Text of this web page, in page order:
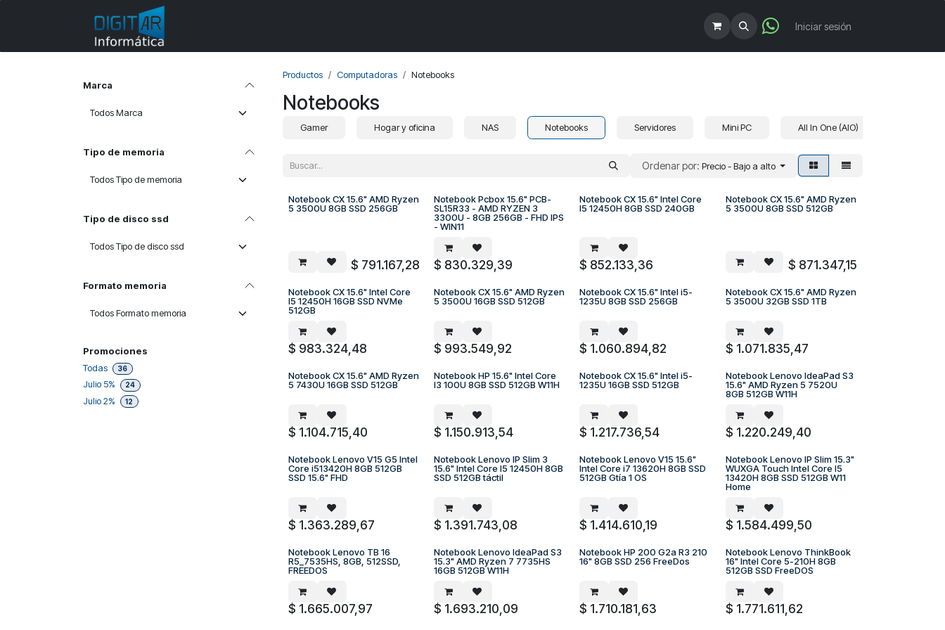
Iniciar sesión
Marca
Tipo de memoria
Tipo de disco ssd
Formato memoria
Promociones
Todas
36
Julio 5% 24
Julio 2% 12
Productos Computadoras Notebooks
Notebooks
Gamer Hogar y oficina NAS Notebooks Servidores Mini PC All In One (AIO)
Ordenar por: Precio - Bajo a alto
A PEDIDO
Notebook CX 15.6" AMD Ryzen
5 3500U 8GB SSD 256GB
$ 791.167,28
A PEDIDO
Notebook Pcbox 15.6" PCB-
SL15R33 - AMD RYZEN 3
3300U - 8GB 256GB - FHD IPS
- WIN11
$ 830.329,39
A PEDIDO
Notebook CX 15.6" Intel Core
I5 12450H 8GB SSD 240GB
$ 852.133,36
A PEDIDO
Notebook CX 15.6" AMD Ryzen
5 3500U 8GB SSD 512GB
$ 871.347,15
A PEDIDO
Notebook CX 15.6" Intel Core
I5 12450H 16GB SSD NVMe
512GB
$ 983.324,48
A PEDIDO
Notebook CX 15.6" AMD Ryzen
5 3500U 16GB SSD 512GB
$ 993.549,92
A PEDIDO
Notebook CX 15.6" Intel i5-
1235U 8GB SSD 256GB
$ 1.060.894,82
A PEDIDO
Notebook CX 15.6" AMD Ryzen
5 3500U 32GB SSD 1TB
$ 1.071.835,47
A PEDIDO
Notebook CX 15.6" AMD Ryzen
5 7430U 16GB SSD 512GB
$ 1.104.715,40
A PEDIDO
Notebook HP 15.6" Intel Core
I3 100U 8GB SSD 512GB W11H
$ 1.150.913,54
A PEDIDO
Notebook CX 15.6" Intel i5-
1235U 16GB SSD 512GB
$ 1.217.736,54
A PEDIDO
Notebook Lenovo IdeaPad S3
15.6" AMD Ryzen 5 7520U
8GB 512GB W11H
$ 1.220.249,40
A PEDIDO
Notebook Lenovo V15 G5 Intel
Core i513420H 8GB 512GB
SSD 15.6" FHD
$ 1.363.289,67
A PEDIDO
Notebook Lenovo IP Slim 3
15.6" Intel Core I5 12450H 8GB
SSD 512GB táctil
$ 1.391.743,08
A PEDIDO
Notebook Lenovo V15 15.6"
Intel Core i7 13620H 8GB SSD
512GB Gtía 1 OS
$ 1.414.610,19
A PEDIDO
Notebook Lenovo IP Slim 15.3"
WUXGA Touch Intel Core I5
13420H 8GB SSD 512GB W11
Home
$ 1.584.499,50
A PEDIDO
Notebook Lenovo TB 16
R5_7535HS, 8GB, 512SSD,
FREEDOS
$ 1.665.007,97
A PEDIDO
Notebook Lenovo IdeaPad S3
15.3" AMD Ryzen 7 7735HS
16GB 512GB W11H
$ 1.693.210,09
A PEDIDO
Notebook HP 200 G2a R3 210
16" 8GB SSD 256 FreeDos
$ 1.710.181,63
A PEDIDO
Notebook Lenovo ThinkBook
16" Intel Core 5-210H 8GB
512GB SSD FreeDOS
$ 1.771.611,62